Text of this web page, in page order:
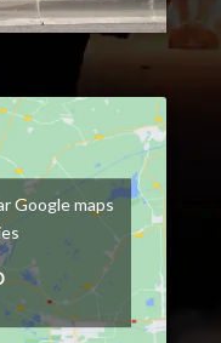
Google maps